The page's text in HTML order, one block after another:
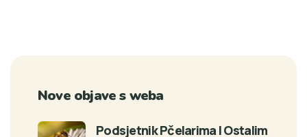
Nove objave s weba
Podsjetnik Pčelarima I Ostalim